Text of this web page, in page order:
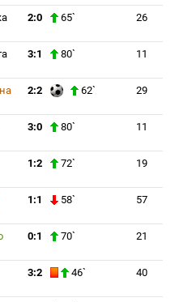
2:0 65` 26
3:1 80` 11
2:2 62` 29
3:0 80` 11
1:2 72` 19
1:1 58` 57
0:1 70` 21
3:2 46` 40